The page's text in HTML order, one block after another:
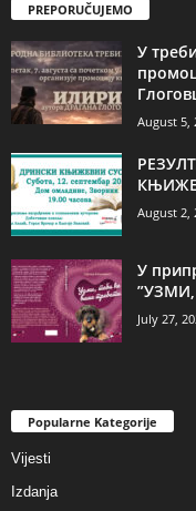
PREPORUČUJEMO
У
August 5,
August 2,
У
July 27,
Popularne Kategorije
Vijesti
Izdanja